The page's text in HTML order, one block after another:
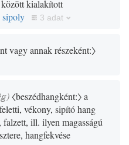
között kialakított
sipoly 3 adat
vagy annak részeként:〉
)〈beszédhangként:〉a
vékony, sipító hang
falzett, ill. ilyen magasságú
hangfekvése